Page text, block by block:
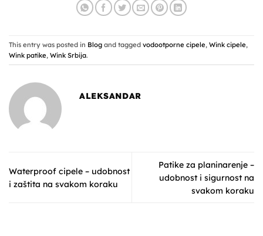
This entry was posted in Blog and tagged vodootporne cipele, Wink cipele,
Wink patike, Wink Srbija.
ALEKSANDAR
Waterproof cipele – udobnost
i zaštita na svakom koraku
Patike za planinarenje –
udobnost i sigurnost na
svakom koraku